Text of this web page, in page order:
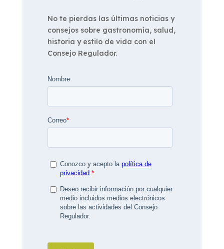
No te pierdas las últimas noticias y
consejos sobre gastronomía, salud,
historia y estilo de vida con el
Consejo Regulador.